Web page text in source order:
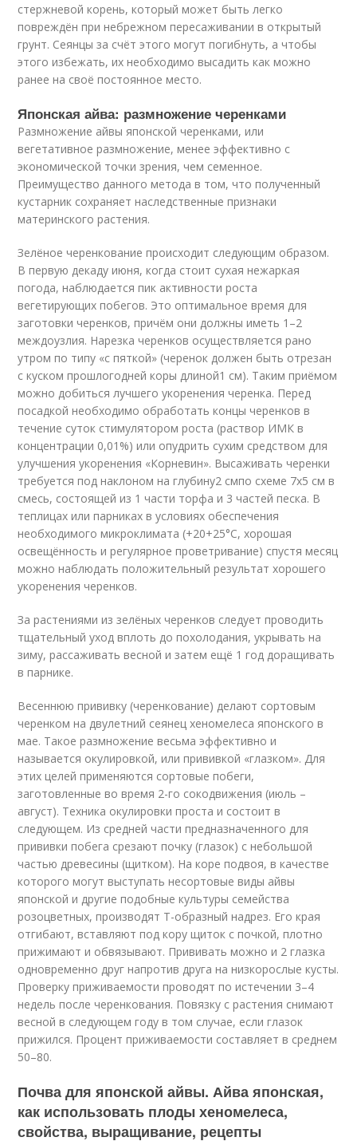
стержневой корень, который может быть легко
повреждён при небрежном пересаживании в открытый
грунт. Сеянцы за счёт этого могут погибнуть, а чтобы
этого избежать, их необходимо высадить как можно
ранее на своё постоянное место.
Японская айва: размножение черенками
Размножение айвы японской черенками, или
вегетативное размножение, менее эффективно с
экономической точки зрения, чем семенное.
Преимущество данного метода в том, что полученный
кустарник сохраняет наследственные признаки
материнского растения.
Зелёное черенкование происходит следующим образом.
В первую декаду июня, когда стоит сухая нежаркая
погода, наблюдается пик активности роста
вегетирующих побегов. Это оптимальное время для
заготовки черенков, причём они должны иметь 1–2
междоузлия. Нарезка черенков осуществляется рано
утром по типу «с пяткой» (черенок должен быть отрезан
с куском прошлогодней коры длиной1 см). Таким приёмом
можно добиться лучшего укоренения черенка. Перед
посадкой необходимо обработать концы черенков в
течение суток стимулятором роста (раствор ИМК в
концентрации 0,01%) или опудрить сухим средством для
улучшения укоренения «Корневин». Высаживать черенки
требуется под наклоном на глубину2 смпо схеме 7х5 см в
смесь, состоящей из 1 части торфа и 3 частей песка. В
теплицах или парниках в условиях обеспечения
необходимого микроклимата (+20+25°C, хорошая
освещённость и регулярное проветривание) спустя месяц
можно наблюдать положительный результат хорошего
укоренения черенков.
За растениями из зелёных черенков следует проводить
тщательный уход вплоть до похолодания, укрывать на
зиму, рассаживать весной и затем ещё 1 год доращивать
в парнике.
Весеннюю прививку (черенкование) делают сортовым
черенком на двулетний сеянец хеномелеса японского в
мае. Такое размножение весьма эффективно и
называется окулировкой, или прививкой «глазком». Для
этих целей применяются сортовые побеги,
заготовленные во время 2-го сокодвижения (июль –
август). Техника окулировки проста и состоит в
следующем. Из средней части предназначенного для
прививки побега срезают почку (глазок) с небольшой
частью древесины (щитком). На коре подвоя, в качестве
которого могут выступать несортовые виды айвы
японской и другие подобные культуры семейства
розоцветных, производят Т-образный надрез. Его края
отгибают, вставляют под кору щиток с почкой, плотно
прижимают и обвязывают. Прививать можно и 2 глазка
одновременно друг напротив друга на низкорослые кусты.
Проверку приживаемости проводят по истечении 3–4
недель после черенкования. Повязку с растения снимают
весной в следующем году в том случае, если глазок
прижился. Процент приживаемости составляет в среднем
50–80.
Почва для японской айвы. Айва японская,
как использовать плоды хеномелеса,
свойства, выращивание, рецепты